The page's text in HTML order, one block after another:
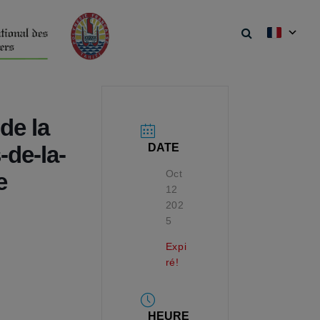
la
de-la-
DATE
Oct
12
202
5
Expi
ré!
HEURE